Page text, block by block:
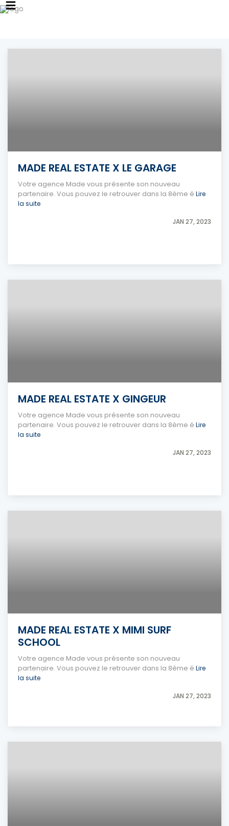
MADE REAL ESTATE X LE GARAGE
Votre agence Made vous présente son nouveau
partenaire. Vous pouvez le retrouver dans la 8ème é Lire
la suite
JAN 27, 2023
MADE REAL ESTATE X GINGEUR
Votre agence Made vous présente son nouveau
partenaire. Vous pouvez le retrouver dans la 8ème é Lire
la suite
JAN 27, 2023
MADE REAL ESTATE X MIMI SURF
SCHOOL
Votre agence Made vous présente son nouveau
partenaire. Vous pouvez le retrouver dans la 8ème é Lire
la suite
JAN 27, 2023